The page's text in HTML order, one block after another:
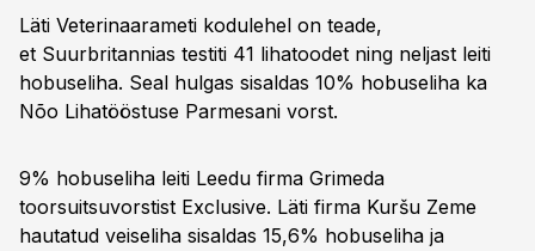
Läti Veterinaarameti kodulehel on teade,
et Suurbritannias testiti 41 lihatoodet ning neljast leiti
hobuseliha. Seal hulgas sisaldas 10% hobuseliha ka
Nõo Lihatööstuse Parmesani vorst.
9% hobuseliha leiti Leedu firma Grimeda
toorsuitsuvorstist Exclusive. Läti firma Kuršu Zeme
hautatud veiseliha sisaldas 15,6% hobuseliha ja